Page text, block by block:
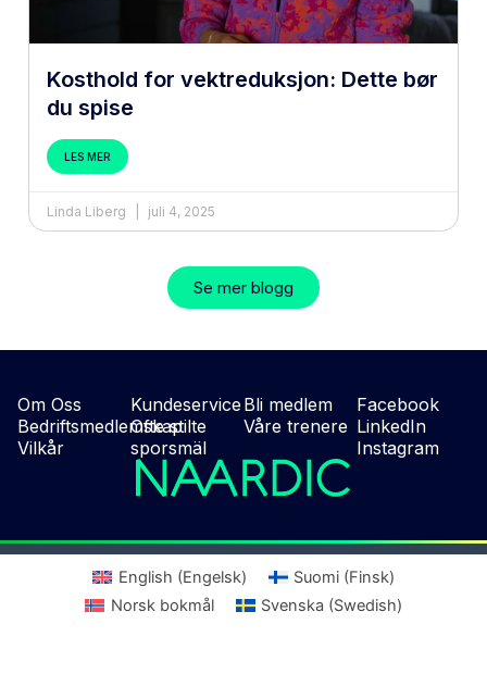
Kosthold for vektreduksjon: Dette bør
du spise
LES MER
Linda Liberg juli 4, 2025
Se mer blogg
Om Oss
Bedriftsmedlemskap
Vilkår
Kundeservice
Ofte stilte
sporsmäl
Bli medlem
Våre trenere
Facebook
LinkedIn
Instagram
English (Engelsk) Suomi (Finsk)
Norsk bokmål
Svenska (Swedish)